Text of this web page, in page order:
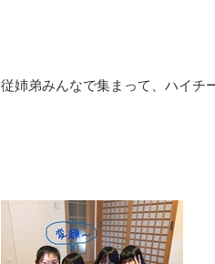
従姉弟みんなで集まって、ハイチ